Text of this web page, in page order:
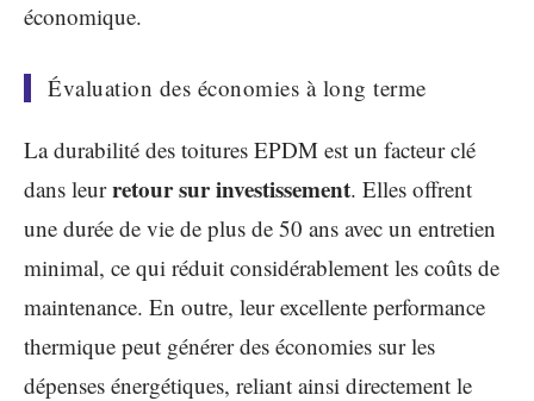
économique.
Évaluation des économies à long terme
La durabilité des toitures EPDM est un facteur clé
dans leurretour sur investissement. Elles offrent
une durée de vie de plus de 50 ans avec un entretien
minimal, ce qui réduit considérablement les coûts de
maintenance. En outre, leur excellente performance
thermique peut générer des économies sur les
dépenses énergétiques, reliant ainsi directement le